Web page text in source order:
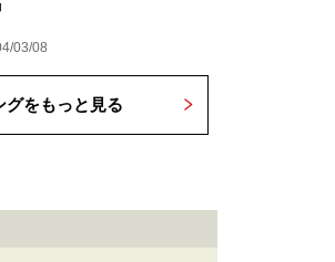
03/08
グをもっと見る